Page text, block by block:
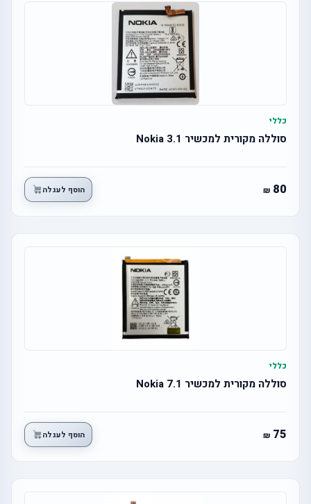
כללי
סוללה מקורית למכשיר Nokia 3.1
80 הוסף לעגלה
כללי
סוללה מקורית למכשיר Nokia 7.1
75 הוסף לעגלה